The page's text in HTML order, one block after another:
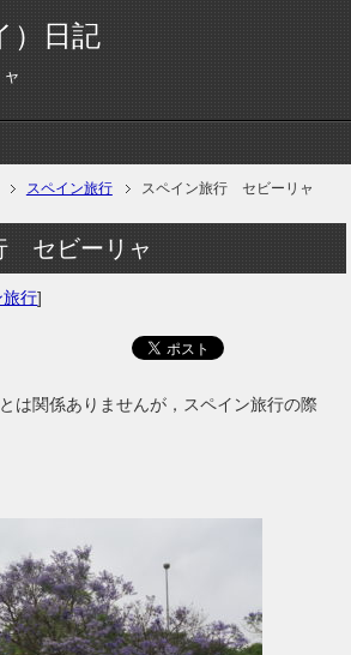
）日記
スペイン旅行 スペイン旅行 セビーリャ
セビーリャ
旅行]
は関係ありませんが，スペイン旅行の際